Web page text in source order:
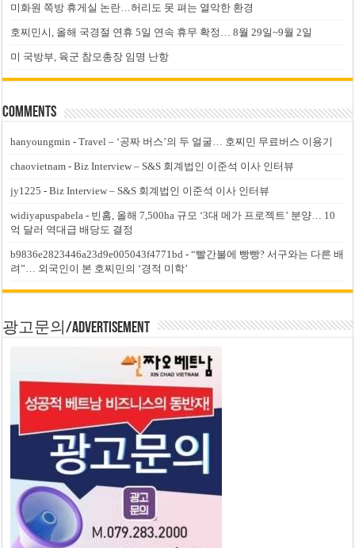
미화원 쪽방 휴게실 논란…허리도 못 펴는 열악한 환경
호찌민시, 올해 국경절 연휴 5일 연속 휴무 확정… 8월 29일~9월 2일
미 국방부, 육군 참모총장 임명 난항
Comments
hanyoungmin -Travel – ‘공짜 버스’의 두 얼굴… 호찌민 무료버스 이용기
chaovietnam -Biz Interview – S&S 회계법인 이준석 이사 인터뷰
jy1225 -Biz Interview – S&S 회계법인 이준석 이사 인터뷰
widiyapuspabela - 빈홈, 올해 7,500ha 규모 ‘3대 메가 프로젝트’ 분양… 10
억 달러 역대급 배당도 결정
b9836e2823446a23d9e005043f4771bd -“빨간불에 빵빵? 서구와는 다른 배
려”… 외국인이 본 호찌민의 ‘경적 미학’
광고문의/Advertisement